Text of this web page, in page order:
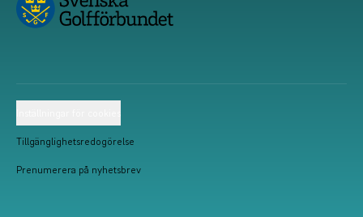
Tillgänglighetsredogörelse
Prenumerera på nyhetsbrev